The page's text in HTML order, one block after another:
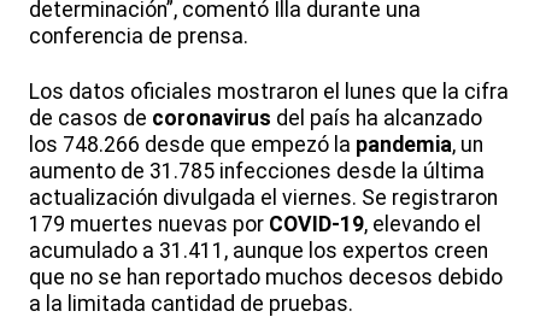
determinación”, comentó Illa durante una
conferencia de prensa.
Los datos oficiales mostraron el lunes que la cifra
de casos de coronavirus del país ha alcanzado
los 748.266 desde que empezó la pandemia, un
aumento de 31.785 infecciones desde la última
actualización divulgada el viernes. Se registraron
179 muertes nuevas por COVID-19, elevando el
acumulado a 31.411, aunque los expertos creen
que no se han reportado muchos decesos debido
a la limitada cantidad de pruebas.